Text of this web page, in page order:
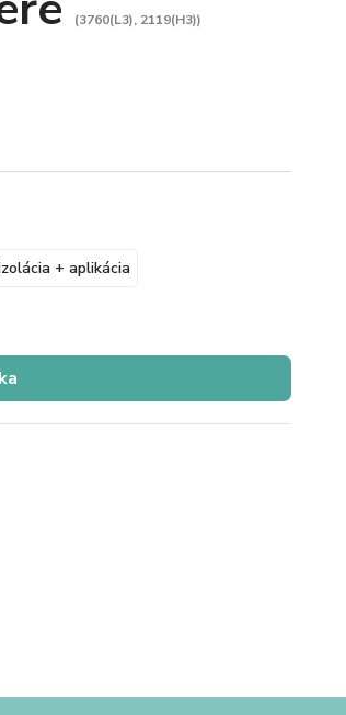
(3760(L3), 2119(H3))
+ aplikácia